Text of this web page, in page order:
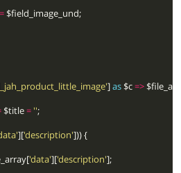
=
$field_image_und;
] as $c =>
$title ='';
]['description'
])) {
'data']['description' ];